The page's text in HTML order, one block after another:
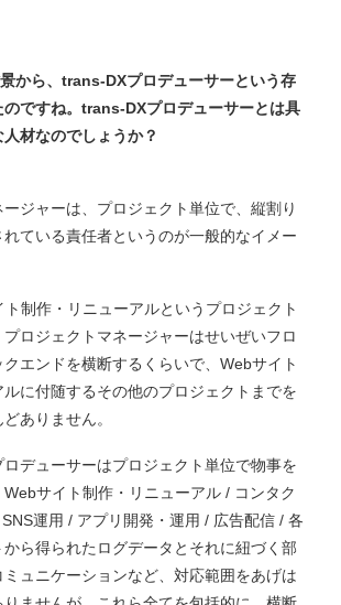
から、trans-DXプロデューサーという存
のですね。trans-DXプロデューサーとは具
材なのでしょうか？
ジャーは、プロジェクト単位で、縦割り
ている責任者というのが一般的なイメー
制作・リニューアルというプロジェクト
ロジェクトマネージャーはせいぜいフロ
エンドを横断するくらいで、Webサイト
に付随するその他のプロジェクトまでを
ありません。
デューサーはプロジェクト単位で物事を
Webサイト制作・リニューアル / コンタク
SNS運用 / アプリ開発・運用 / 広告配信 / 各
ら得られたログデータとそれに紐づく部
ュニケーションなど、対応範囲をあげは